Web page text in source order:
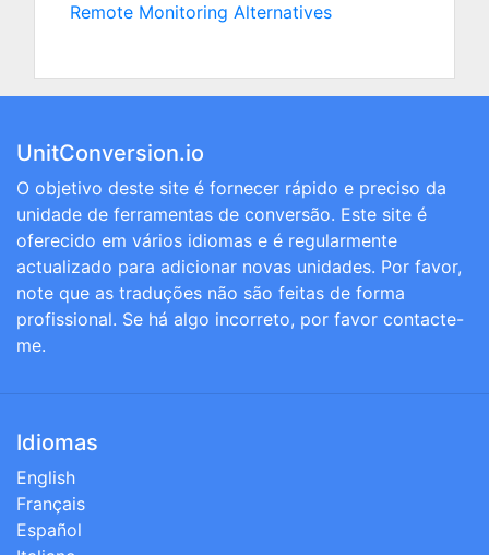
Remote Monitoring Alternatives
UnitConversion.io
O objetivo deste site é fornecer rápido e preciso da
unidade de ferramentas de conversão. Este site é
oferecido em vários idiomas e é regularmente
actualizado para adicionar novas unidades. Por favor,
note que as traduções não são feitas de forma
profissional. Se há algo incorreto, por favor contacte-
me.
Idiomas
English
Français
Español